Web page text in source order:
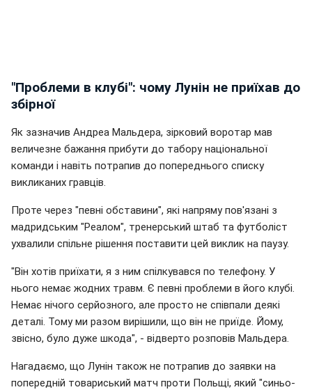
"Проблеми в клубі": чому Лунін не приїхав до
збірної
Як зазначив Андреа Мальдера, зірковий воротар мав
величезне бажання прибути до табору національної
команди і навіть потрапив до попереднього списку
викликаних гравців.
Проте через "певні обставини", які напряму пов'язані з
мадридським "Реалом", тренерський штаб та футболіст
ухвалили спільне рішення поставити цей виклик на паузу.
"Він хотів приїхати, я з ним спілкувався по телефону. У
нього немає жодних травм. Є певні проблеми в його клубі.
Немає нічого серйозного, але просто не співпали деякі
деталі. Тому ми разом вирішили, що він не приїде. Йому,
звісно, було дуже шкода", - відверто розповів Мальдера.
Нагадаємо, що Лунін також не потрапив до заявки на
попередній товариський матч проти Польщі, який "синьо-